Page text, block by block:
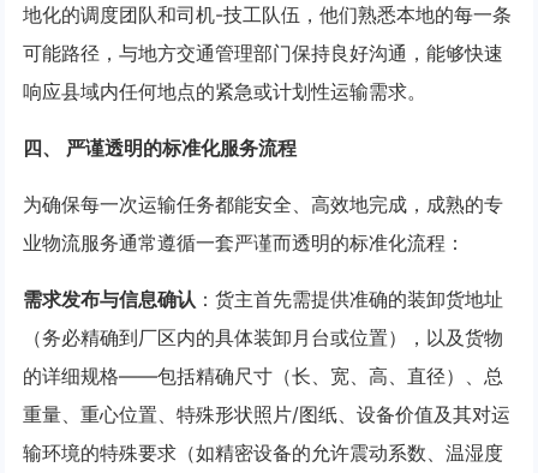
地化的调度团队和司机-技工队伍，他们熟悉本地的每一条
可能路径，与地方交通管理部门保持良好沟通，能够快速
响应县域内任何地点的紧急或计划性运输需求。
四、 严谨透明的标准化服务流程
为确保每一次运输任务都能安全、高效地完成，成熟的专
业物流服务通常遵循一套严谨而透明的标准化流程：
需求发布与信息确认 ：货主首先需提供准确的装卸货地址
（务必精确到厂区内的具体装卸月台或位置），以及货物
的详细规格——包括精确尺寸（长、宽、高、直径）、总
重量、重心位置、特殊形状照片/图纸、设备价值及其对运
输环境的特殊要求（如精密设备的允许震动系数、温湿度